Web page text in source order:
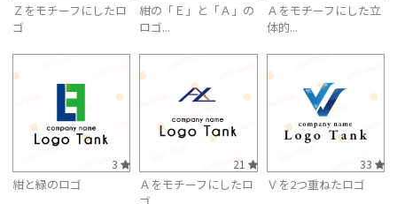
Ｚをモチーフにしたロ
ゴ
紺の「Ｅ」と「Ａ」の
ロゴ...
Ａをモチーフにした立
体的...
3
紺と緑のロゴ
21
Ａをモチーフにしたロ
33
Ｖを2つ重ねたロゴ